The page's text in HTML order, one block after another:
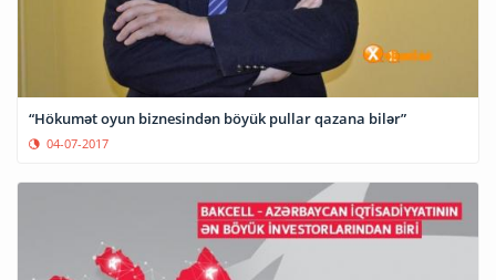
“Hökumət oyun biznesindən böyük pullar qazana bilər”
04-07-2017